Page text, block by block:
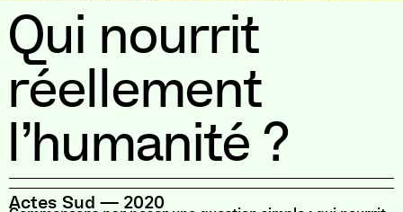
Qui nourrit
réellement
l’humanité ?
Actes Sud — 2020